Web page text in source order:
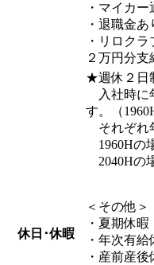
・マイカ
・退職金あ
・リロク
２万円分支
休日･休暇
★週休２日
入社時に
す。（
それぞれ
1960Hの
2040Hの
＜その他＞
・夏期休暇
・年次有給
・産前産後